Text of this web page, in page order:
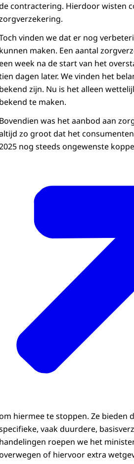
contractering. Hierdoor wisten
vinden we dat er nog
kunnen maken. Een aantal
week na de start van het
dagen later. We vinden het
bekend zijn. Nu is het alleen
bekend te maken.
Bovendien was het aanbod aan
zo groot dat het
nog steeds ongewenste
hiermee te stoppen. Ze bieden
vaak duurdere,
handelingen roepen we het
of hiervoor extra